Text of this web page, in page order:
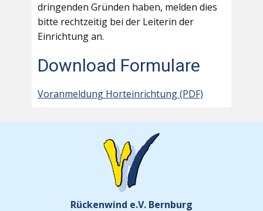
dringenden Gründen haben, melden dies
bitte rechtzeitig bei der Leiterin der
Einrichtung an.
Download Formulare
Voranmeldung Horteinrichtung (PDF)
Rückenwind e.V. Bernburg